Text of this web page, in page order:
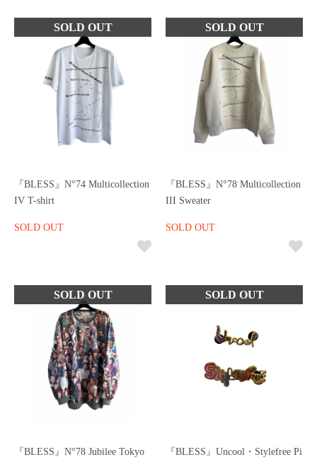
『BLESS』N°74 Multicollection
IV T-shirt
SOLD OUT
『BLESS』N°78 Multicollection
III Sweater
SOLD OUT
『BLESS』N°78 Jubilee Tokyo
『BLESS』Uncool・Stylefree Pi